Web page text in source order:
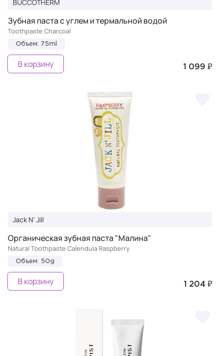
BUCCOTHERM
Зубная паста с углем и термальной водой
Toothpaste Charcoal
Объем: 75ml
1 099 ₽
В корзину
Jack N' Jill
Органическая зубная паста "Малина"
Natural Toothpaste Calendula Raspberry
Объем: 50g
1 204 ₽
В корзину